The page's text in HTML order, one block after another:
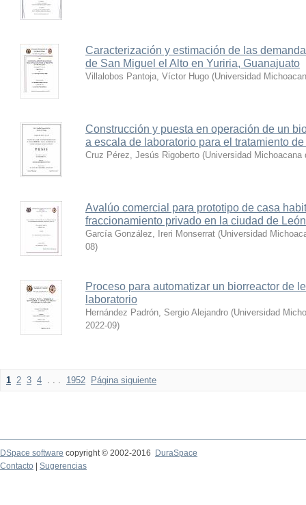
Caracterización y estimación de las
de San Miguel el Alto en Yuriria, Guanajuato
Villalobos Pantoja, Víctor Hugo (Universidad
Construcción y puesta en operación de un
a escala de laboratorio para el tratamiento
Cruz Pérez, Jesús Rigoberto (Universidad
Avalúo comercial para prototipo de casa
fraccionamiento privado en la ciudad de
García González, Ireri Monserrat (Universidad
08)
Proceso para automatizar un biorreactor de
laboratorio
Hernández Padrón, Sergio Alejandro (Universidad
2022-09)
1 2 3 4 . . . 1952 Página siguiente
DSpace software copyright © 2002-2016
DuraSpace
Contacto
Sugerencias